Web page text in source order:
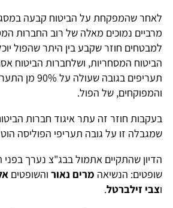
לאחר שהמפקחת על הביטוח קבעה
מרביים נמוכים מאלה של רוב החברות
למבטחים חוזר שקבע בין היתר שהפול
הביטוח המסחריות, ושלחברות הביטוח
תעריפים בגובה
והמפוקחים, של הפול.
בעקבות חוזר זה עתר איגוד חברות
שמגבלה זו על גובה תעריפי הפוליסה
הדיון שהתקיים אתמול בבג"צ נערך
שופטים: הנשיאה מרים נאור והשופטים
וצבי זילברטל.